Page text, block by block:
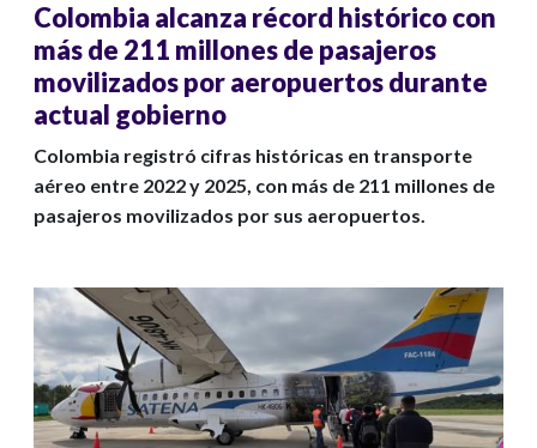
Colombia alcanza récord histórico con
más de 211 millones de pasajeros
movilizados por aeropuertos durante
actual gobierno
Colombia registró cifras históricas en transporte
aéreo entre 2022 y 2025, con más de 211 millones de
pasajeros movilizados por sus aeropuertos.